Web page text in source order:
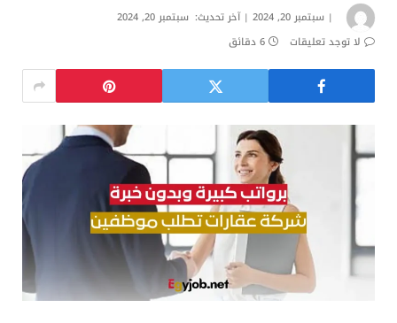
سبتمبر 20, 2024 آخر تحديث: سبتمبر 20, 2024
لا توجد تعليقات
6 دقائق